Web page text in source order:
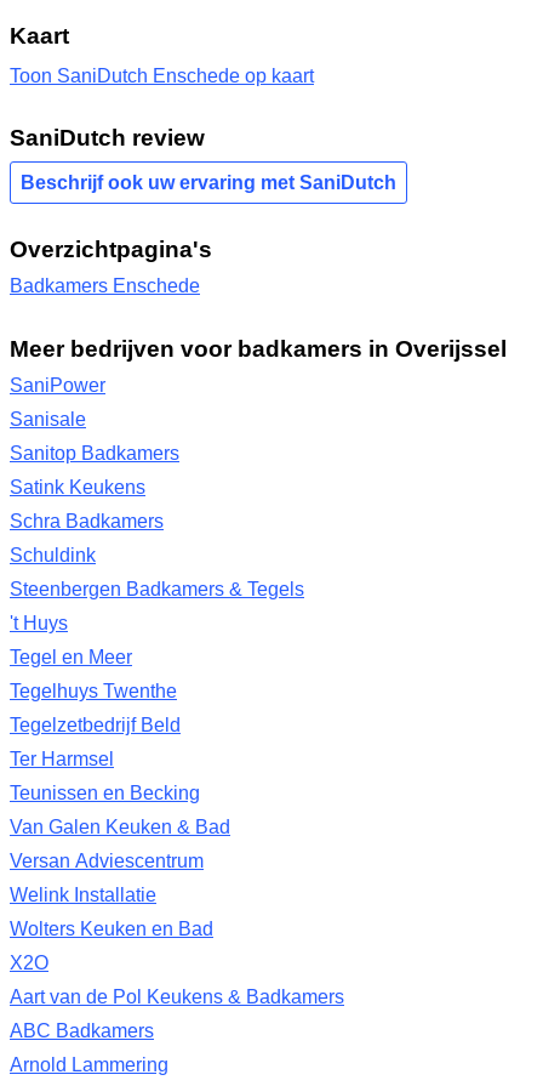
Kaart
Toon SaniDutch Enschede op kaart
SaniDutch review
Beschrijf ook uw ervaring met SaniDutch
Overzichtpagina's
Badkamers Enschede
Meer bedrijven voor badkamers in Overijssel
SaniPower
Sanisale
Sanitop Badkamers
Satink Keukens
Schra Badkamers
Schuldink
Steenbergen Badkamers & Tegels
't Huys
Tegel en Meer
Tegelhuys Twenthe
Tegelzetbedrijf Beld
Ter Harmsel
Teunissen en Becking
Van Galen Keuken & Bad
Versan Adviescentrum
Welink Installatie
Wolters Keuken en Bad
X2O
Aart van de Pol Keukens & Badkamers
ABC Badkamers
Arnold Lammering